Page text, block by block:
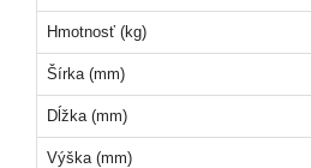
Hmotnosť (kg)
Šírka (mm)
Dĺžka (mm)
Výška (mm)